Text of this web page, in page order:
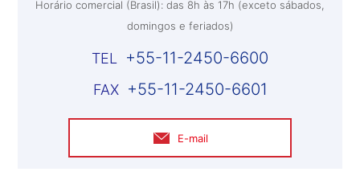
Horário comercial (Brasil): das 8h às 17h (exceto sábados,
domingos e feriados)
+55-11-2450-6600
+55-11-2450-6601
E-mail